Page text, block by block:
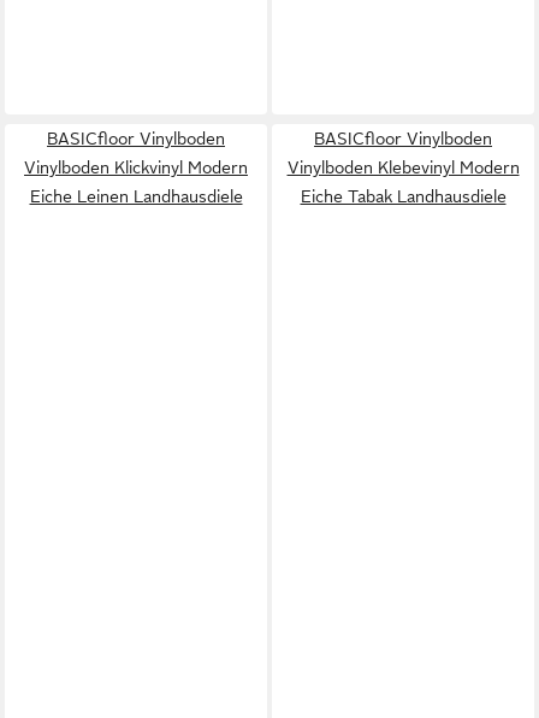
BASICfloor Vinylboden
Vinylboden Klickvinyl Modern
Eiche Leinen Landhausdiele
BASICfloor Vinylboden
Vinylboden Klebevinyl Modern
Eiche Tabak Landhausdiele